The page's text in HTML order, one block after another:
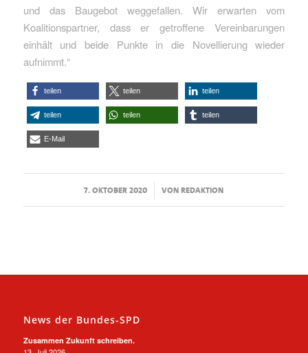
und das Baugebot weggefallen. Wir erwarten vom
Koalitionspartner, dass er getroffene Vereinbarungen
einhält und beide Punkte in die Novellierung wieder
aufnimmt.“
teilen teilen teilen
teilen teilen teilen
E-Mail
7. OKTOBER 2020
/ VONREDAKTION
News der Bundes-SPD
Zusammen Zukunft schreiben.